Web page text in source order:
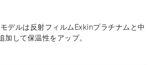
デルは反射フィルムExkinプラチナムと中
して保温性をアップ。